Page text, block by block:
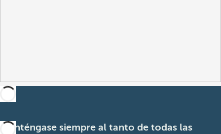
Manténgase siempre al tanto de todas las